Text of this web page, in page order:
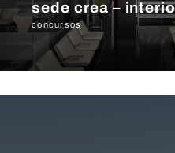
sede crea –
concursos